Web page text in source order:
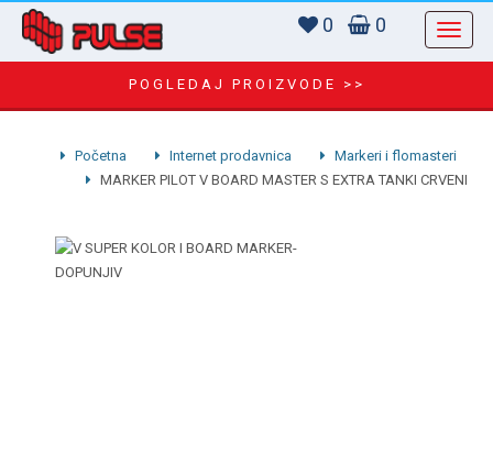
0 0
POGLEDAJ PROIZVODE >>
Početna Internet prodavnica
Markeri i flomasteri
MARKER PILOT V BOARD MASTER S EXTRA TANKI CRVENI